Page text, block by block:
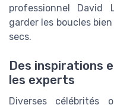
professionnel David
garder les boucles
secs.
Des inspirations
les experts
Diverses